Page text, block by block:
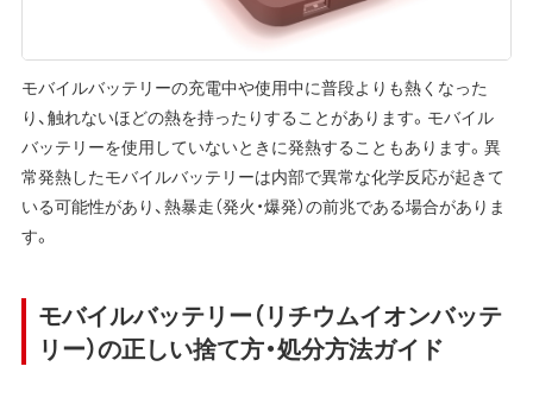
モバイルバッテリーの充電中や使用中に普段よりも熱くなった
り、触れないほどの熱を持ったりすることがあります。モバイル
バッテリーを使用していないときに発熱することもあります。異
常発熱したモバイルバッテリーは内部で異常な化学反応が起きて
いる可能性があり、熱暴走（発火・爆発）の前兆である場合がありま
す。
モバイルバッテリー（リチウムイオンバッテ
リー）の正しい捨て方・処分方法ガイド